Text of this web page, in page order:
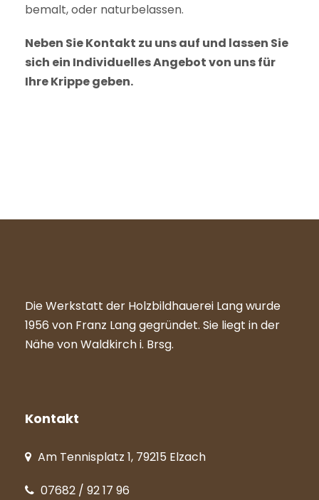
bemalt, oder naturbelassen.
Neben Sie Kontakt zu uns auf und lassen Sie
sich ein Individuelles Angebot von uns für
Ihre Krippe geben.
Die Werkstatt der Holzbildhauerei Lang wurde
1956 von Franz Lang gegründet. Sie liegt in der
Nähe von Waldkirch i. Brsg.
Kontakt
Am Tennisplatz 1, 79215 Elzach
07682 / 92 17 96